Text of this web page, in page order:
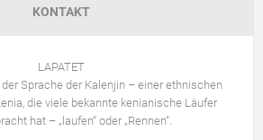
KONTAKT
LAPATET
Sprache der Kalenjin – einer ethnischen
die viele bekannte kenianische Läufer
hat – „laufen“ oder „Rennen“.